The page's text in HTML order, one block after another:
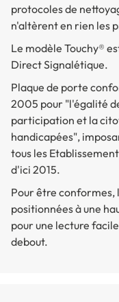
protocoles de
n'altèrent en rien les
Le modèle Touchy®
Direct Signalétique.
Plaque de porte
2005 pour "l'égalité
participation et la
handicapées",
tous les
d'ici 2015.
Pour être conformes,
positionnées à une
pour une lecture
debout.